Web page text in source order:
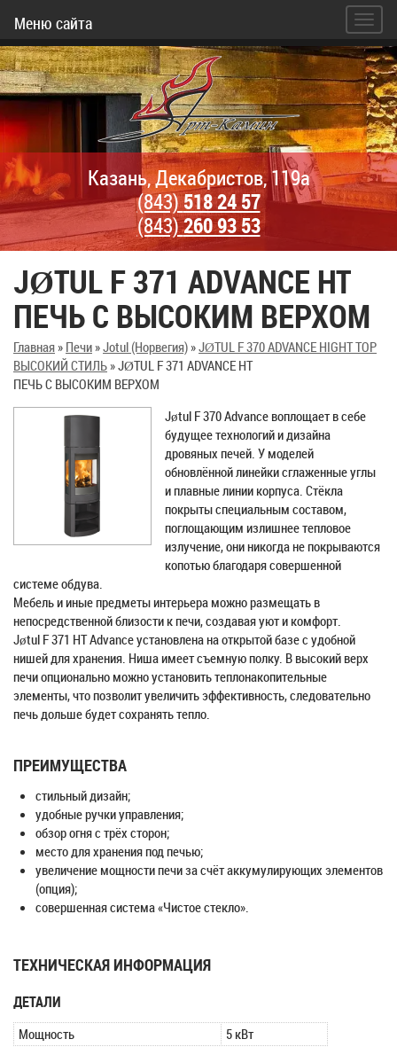
Меню сайта
Казань, Декабристов, 119а
(843)518 24 57
(843)260 93 53
JØTUL F 371 ADVANCE HT
ПЕЧЬ С ВЫСОКИМ ВЕРХОМ
Главная» Печи»Jotul (Норвегия)»JØTUL F 370 ADVANCE HIGHT TOP
ВЫСОКИЙ СТИЛЬ»JØTUL F 371 ADVANCE HT
ПЕЧЬ С ВЫСОКИМ ВЕРХОМ
Jøtul F 370 Advance воплощает в себе
будущее технологий и дизайна
дровяных печей. У моделей
обновлённой линейки сглаженные углы
и плавные линии корпуса. Стёкла
покрыты специальным составом,
поглощающим излишнее тепловое
излучение, они никогда не покрываются
копотью благодаря совершенной
системе обдува.
Мебель и иные предметы интерьера можно размещать в
непосредственной близости к печи, создавая уют и комфорт.
Jøtul F 371 HT Advance установлена на открытой базе с удобной
нишей для хранения. Ниша имеет съемную полку. В высокий верх
печи опционально можно установить теплонакопительные
элементы, что позволит увеличить эффективность, следовательно
печь дольше будет сохранять тепло.
ПРЕИМУЩЕСТВА
стильный дизайн;
удобные ручки управления;
обзор огня с трёх сторон;
место для хранения под печью;
увеличение мощности печи за счёт аккумулирующих элементов
(опция);
совершенная система «Чистое стекло».
ТЕХНИЧЕСКАЯ ИНФОРМАЦИЯ
ДЕТАЛИ
Мощность
5 кВт